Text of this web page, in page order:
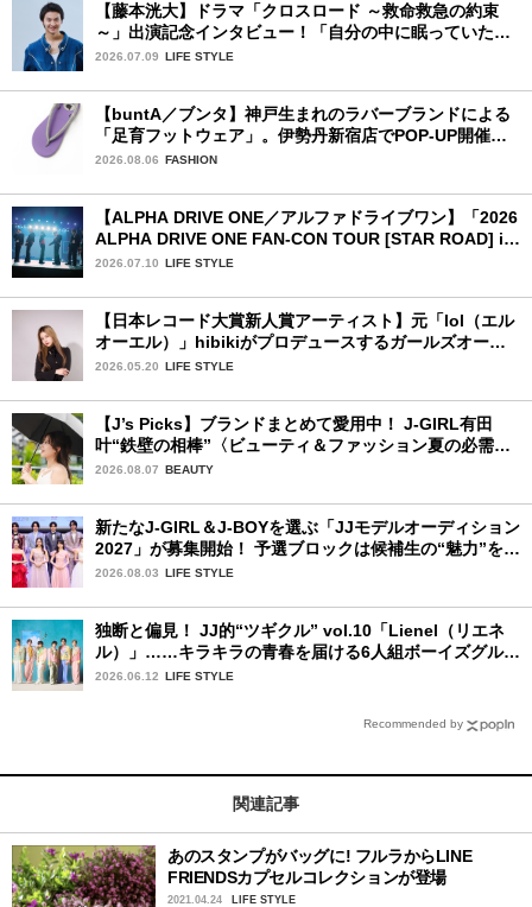
【藤本洸大】ドラマ「クロスロード ～救命救急の約束
～」出演記念インタビュー！「自分の中に眠っていた熱
を思い出させてもらった作品です」
2026.07.09 LIFE STYLE
【buntA／ブンタ】神戸生まれのラバーブランドによる
「足育フットウェア」。伊勢丹新宿店でPOP-UP開催
中！
2026.08.06 FASHION
【ALPHA DRIVE ONE／アルファドライブワン】「2026
ALPHA DRIVE ONE FAN-CON TOUR [STAR ROAD] in
YOKOHAMA」1日目詳細レポ【前編】
2026.07.10 LIFE STYLE
【日本レコード大賞新人賞アーティスト】元「lol（エル
オーエル）」hibikiがプロデュースするガールズオーデ
ィションが始動！ 応募は5月31日（日）まで
2026.05.20 LIFE STYLE
【J’s Picks】ブランドまとめて愛用中！ J-GIRL有田
叶“鉄壁の相棒”〈ビューティ＆ファッション夏の必需
品〉
2026.08.07 BEAUTY
新たなJ-GIRL＆J-BOYを選ぶ「JJモデルオーディション
2027」が募集開始！ 予選ブロックは候補生の“魅力”を重
視した「新システム」に変わります
2026.08.03 LIFE STYLE
独断と偏見！ JJ的“ツギクル” vol.10「Lienel（リエネ
ル）」……キラキラの青春を届ける6人組ボーイズグルー
プ
2026.06.12 LIFE STYLE
Recommended by
関連記事
あのスタンプがバッグに! フルラからLINE
FRIENDSカプセルコレクションが登場
2021.04.24 LIFE STYLE